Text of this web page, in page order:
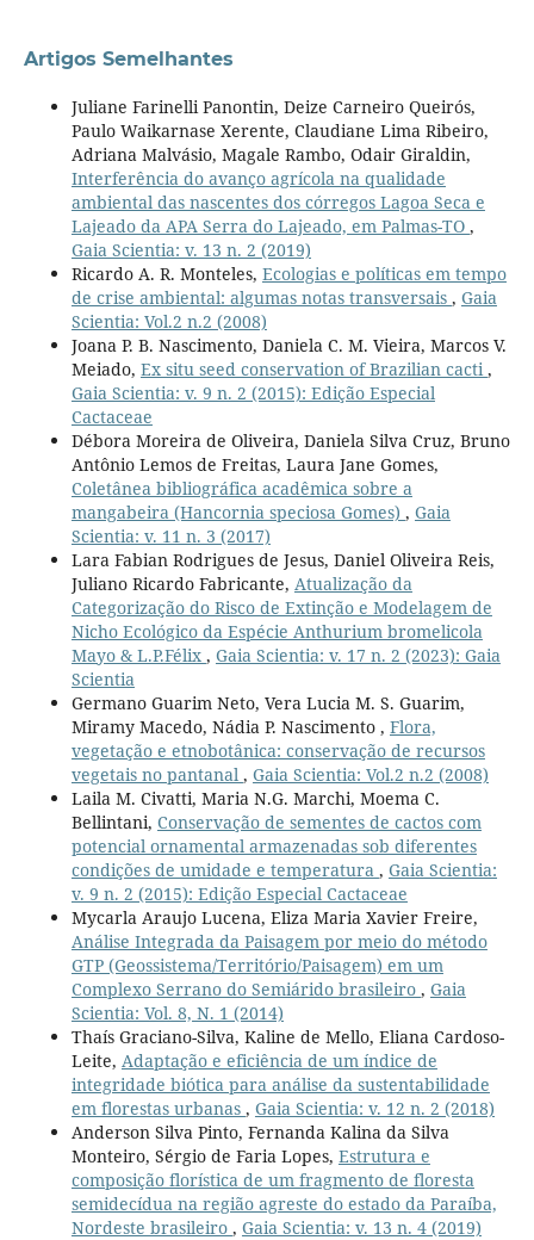
Artigos Semelhantes
Juliane Farinelli Panontin, Deize Carneiro Queirós,
Paulo Waikarnase Xerente, Claudiane Lima Ribeiro,
Adriana Malvásio, Magale Rambo, Odair Giraldin,
Interferência do avanço agrícola na qualidade
ambiental das nascentes dos córregos Lagoa Seca e
Lajeado da APA Serra do Lajeado, em Palmas-TO ,
Gaia Scientia: v. 13 n. 2 (2019)
Ricardo A. R. Monteles, Ecologias e políticas em tempo
de crise ambiental: algumas notas transversais , Gaia
Scientia: Vol.2 n.2 (2008)
Joana P. B. Nascimento, Daniela C. M. Vieira, Marcos V.
Meiado, Ex situ seed conservation of Brazilian cacti ,
Gaia Scientia: v. 9 n. 2 (2015): Edição Especial
Cactaceae
Débora Moreira de Oliveira, Daniela Silva Cruz, Bruno
Antônio Lemos de Freitas, Laura Jane Gomes,
Coletânea bibliográfica acadêmica sobre a
mangabeira (Hancornia speciosa Gomes) , Gaia
Scientia: v. 11 n. 3 (2017)
Lara Fabian Rodrigues de Jesus, Daniel Oliveira Reis,
Juliano Ricardo Fabricante, Atualização da
Categorização do Risco de Extinção e Modelagem de
Nicho Ecológico da Espécie Anthurium bromelicola
Mayo & L.P.Félix , Gaia Scientia: v. 17 n. 2 (2023): Gaia
Scientia
Germano Guarim Neto, Vera Lucia M. S. Guarim,
Miramy Macedo, Nádia P. Nascimento , Flora,
vegetação e etnobotânica: conservação de recursos
vegetais no pantanal , Gaia Scientia: Vol.2 n.2 (2008)
Laila M. Civatti, Maria N.G. Marchi, Moema C.
Bellintani, Conservação de sementes de cactos com
potencial ornamental armazenadas sob diferentes
condições de umidade e temperatura , Gaia Scientia:
v. 9 n. 2 (2015): Edição Especial Cactaceae
Mycarla Araujo Lucena, Eliza Maria Xavier Freire,
Análise Integrada da Paisagem por meio do método
GTP (Geossistema/Território/Paisagem) em um
Complexo Serrano do Semiárido brasileiro , Gaia
Scientia: Vol. 8, N. 1 (2014)
Thaís Graciano-Silva, Kaline de Mello, Eliana Cardoso-
Leite, Adaptação e eficiência de um índice de
integridade biótica para análise da sustentabilidade
em florestas urbanas , Gaia Scientia: v. 12 n. 2 (2018)
Anderson Silva Pinto, Fernanda Kalina da Silva
Monteiro, Sérgio de Faria Lopes, Estrutura e
composição florística de um fragmento de floresta
semidecídua na região agreste do estado da Paraíba,
Nordeste brasileiro , Gaia Scientia: v. 13 n. 4 (2019)